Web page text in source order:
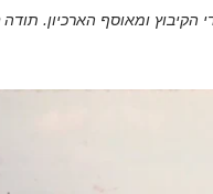
הקיבוץ ומאוסף הארכיון. תודה